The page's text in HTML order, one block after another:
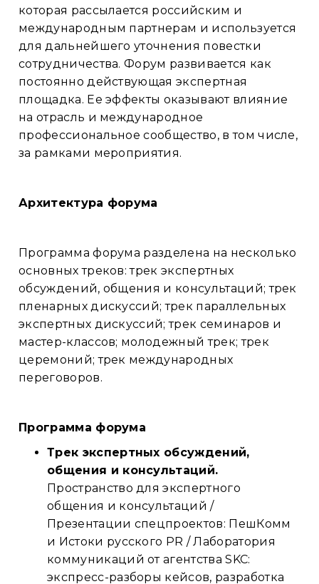
которая рассылается российским и
международным партнерам и используется
для дальнейшего уточнения повестки
сотрудничества. Форум развивается как
постоянно действующая экспертная
площадка. Ее эффекты оказывают влияние
на отрасль и международное
профессиональное сообщество, в том числе,
за рамками мероприятия.
Архитектура форума
Программа форума разделена на несколько
основных треков: трек экспертных
обсуждений, общения и консультаций; трек
пленарных дискуссий; трек параллельных
экспертных дискуссий; трек семинаров и
мастер-классов; молодежный трек; трек
церемоний; трек международных
переговоров.
Программа форума
Трек экспертных обсуждений,
общения и консультаций.
Пространство для экспертного
общения и консультаций /
Презентации спецпроектов: ПешКомм
и Истоки русского PR / Лаборатория
коммуникаций от агентства SKC:
экспресс-разборы кейсов, разработка